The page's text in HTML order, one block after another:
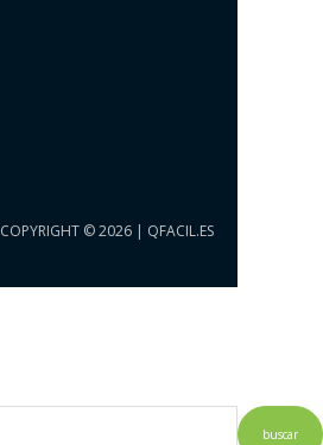
COPYRIGHT © 2026 | QFACIL.ES
buscar